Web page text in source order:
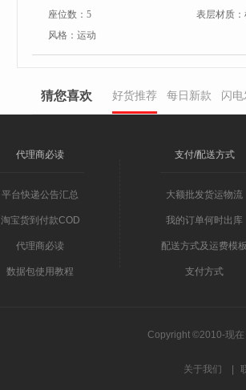
座位数： 5 表层材质：
风格： 运动
猜您喜欢 好货推荐 每日新款 闪
代理商必读
平台快递公告汇总
淘宝货到付款COD
代理商必读
数据包使用教程
支付/配送方式
大额批发货运物流
我的订单何时出库
配送方式及运费模板
支付方式
Copyright ©2010-现在
关于我们